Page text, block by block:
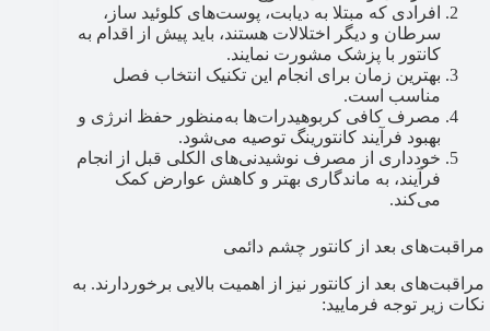
افرادی که مبتلا به دیابت، پوست‌های کلوئید ساز،
سرطان و دیگر اختلالات هستند، باید پیش از اقدام به
کانتور با پزشک مشورت نمایند.
بهترین زمان برای انجام این تکنیک انتخاب فصل
مناسب است.
مصرف کافی کربوهیدرات‌ها به‌منظور حفظ انرژی و
بهبود فرآیند کانتورینگ توصیه می‌شود.
خودداری از مصرف نوشیدنی‌های الکلی قبل از انجام
فرآیند، به ماندگاری بهتر و کاهش عوارض کمک
می‌کند.
مراقبت‌های بعد از کانتور چشم دائمی
مراقبت‌های بعد از کانتور نیز از اهمیت بالایی برخوردارند. به
نکات زیر توجه فرمایید: